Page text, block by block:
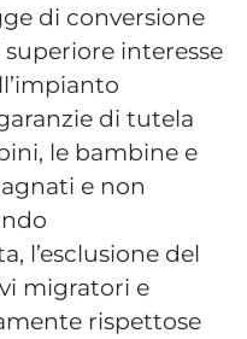
di conversione
interesse
di tutela
le bambine e
e non
l’esclusione del
migratori e
rispettose